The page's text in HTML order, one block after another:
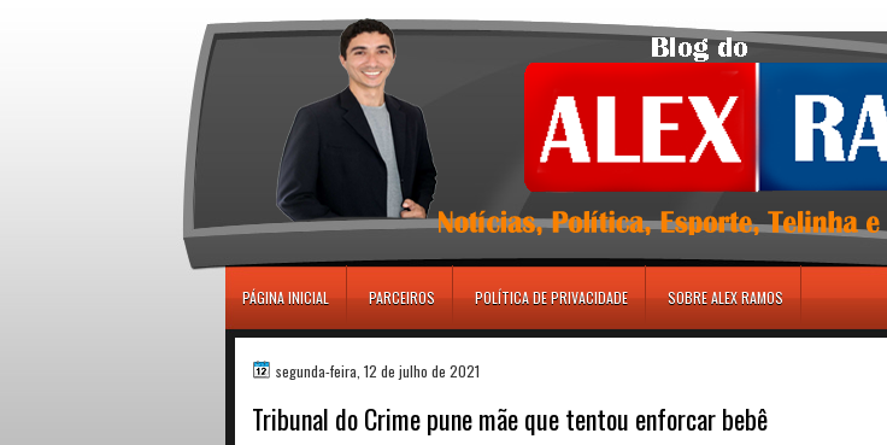
PÁGINA INICIAL PARCEIROS POLÍTICA DE PRIVACIDADE SOBRE ALEX RAMOS
segunda-feira, 12 de julho de 2021
Tribunal do Crime pune mãe que tentou enforcar bebê